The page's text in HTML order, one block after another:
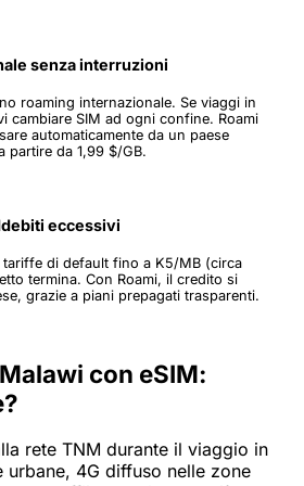
senza interruzioni
roaming internazionale. Se viaggi in
cambiare SIM ad ogni confine. Roami
automaticamente da un paese
partire da 1,99 $/GB.
eccessivi
di default fino a K5/MB (circa
termina. Con Roami, il credito si
grazie a piani prepagati trasparenti.
con eSIM:
rete TNM durante il viaggio in
urbane, 4G diffuso nelle zone